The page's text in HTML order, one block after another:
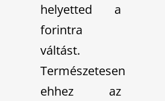
helyetted a
forintra
váltást.
Természetesen
ehhez az